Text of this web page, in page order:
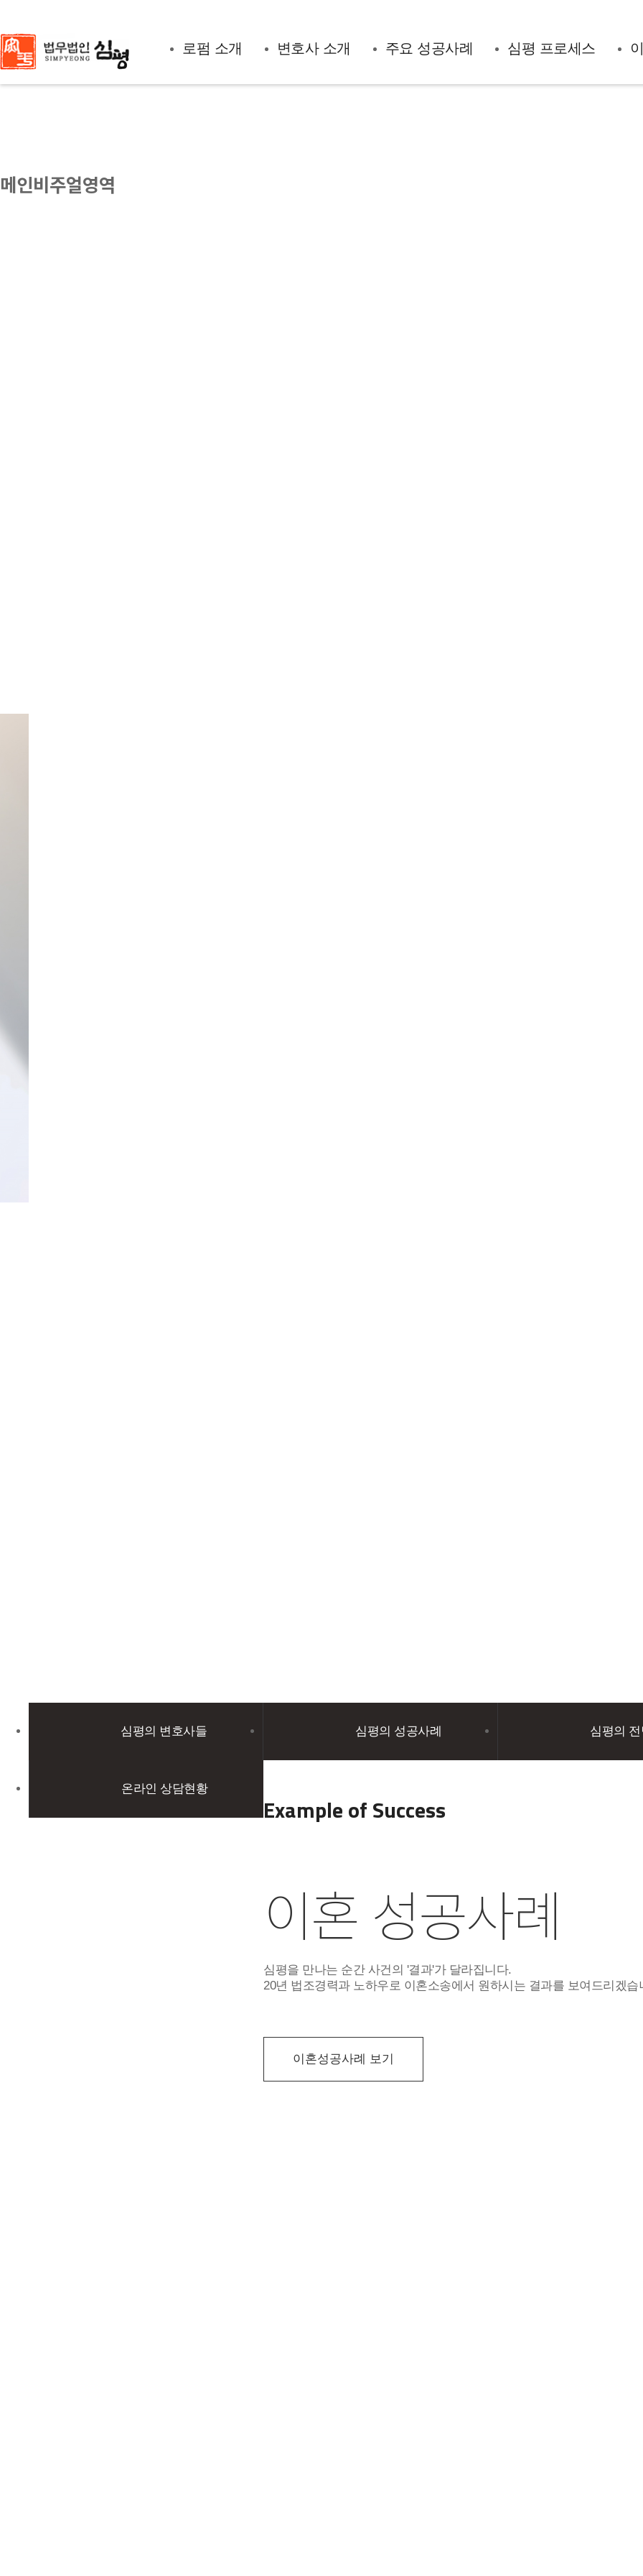
메뉴 바로가기
푸터바로가기
로펌 소개 변호사 소개 주요 성공사례 심평 프로세스
메인비주얼영역
심평의 변호사들 심평의 성공사례 심평의
온라인 상담현황
Example of Success
이혼 성공사례
심평을 만나는 순간 사건의 '결과'가 달라집니다.
20년 법조경력과 노하우로 이혼소송에서 원하시는 결과를 보여드리겠습
이혼성공사례 보기